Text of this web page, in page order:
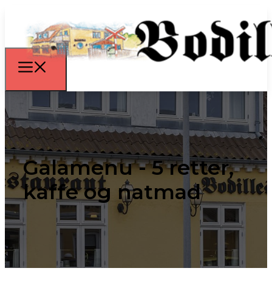
Galamenu - 5 retter,
kaffe og natmad